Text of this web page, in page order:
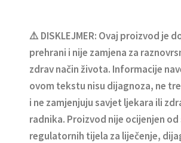
⚠️ DISKLEJMER: Ovaj proizvod je
prehrani i nije zamjena za
zdrav način života. Informacije
ovom tekstu nisu dijagnoza, ne
i ne zamjenjuju savjet ljekara ili
radnika. Proizvod nije ocijenjen
regulatornih tijela za liječenje,